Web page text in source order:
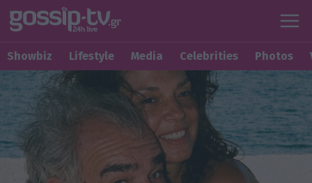
Showbiz Lifestyle Media Celebrities Photos